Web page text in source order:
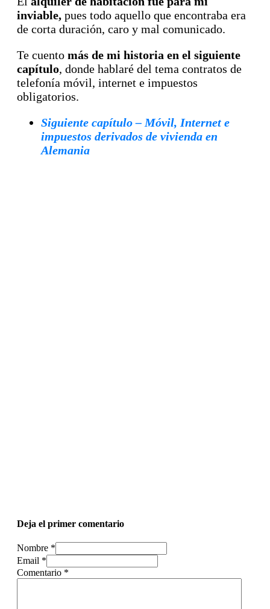
inviable, pues todo aquello que encontraba era
de corta duración, caro y mal comunicado.
Te cuento más de mi historia en el siguiente
capítulo, donde hablaré del tema contratos de
telefonía móvil, internet e impuestos
obligatorios.
Siguiente capítulo – Móvil, Internet e
impuestos derivados de vivienda en
Alemania
Deja el primer comentario
Nombre *
Email *
Comentario *